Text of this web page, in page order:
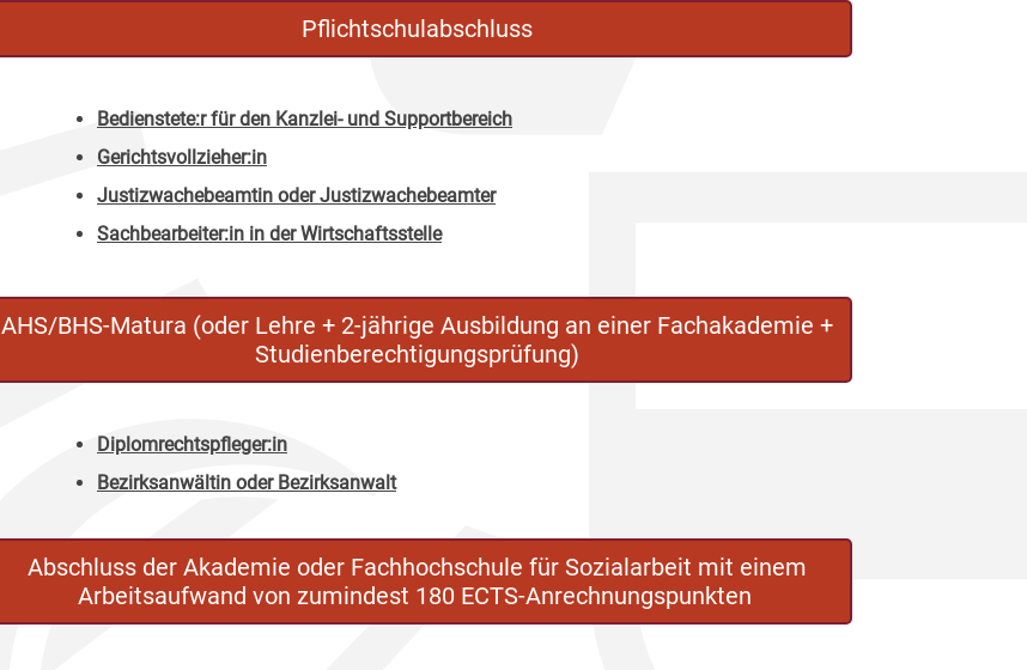
Pflichtschulabschluss
Bedienstete:r für den Kanzlei- und Supportbereich
Gerichtsvollzieher:in
Justizwachebeamtin oder Justizwachebeamter
Sachbearbeiter:in in der Wirtschaftsstelle
AHS/BHS-Matura (oder Lehre + 2-jährige Ausbildung an einer Fachakademie +
Studienberechtigungsprüfung)
Diplomrechtspfleger:in
Bezirksanwältin oder Bezirksanwalt
Abschluss der Akademie oder Fachhochschule für Sozialarbeit mit einem
Arbeitsaufwand von zumindest 180 ECTS-Anrechnungspunkten